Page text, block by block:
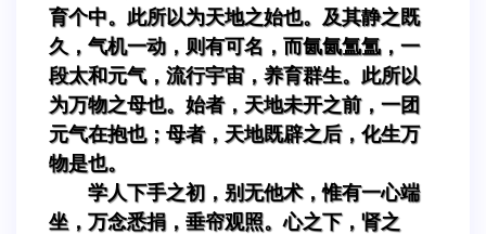
育个中。此所以为天地之始也。及其静之既
久，气机一动，则有可名，而氤氤氲氲，一
段太和元气，流行宇宙，养育群生。此所以
为万物之母也。始者，天地未开之前，一团
元气在抱也；母者，天地既辟之后，化生万
物是也。
学人下手之初，别无他术，惟有一心端
坐，万念悉捐，垂帘观照。心之下，肾之